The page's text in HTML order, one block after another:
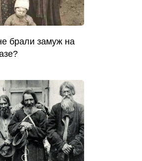
брали замуж на